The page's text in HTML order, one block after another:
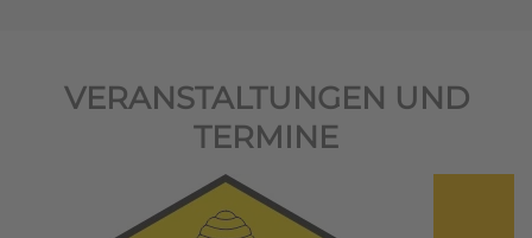
VERANSTALTUNGEN UND
TERMINE